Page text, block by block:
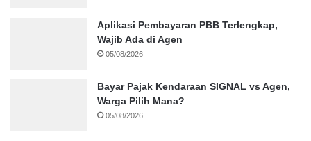
Aplikasi Pembayaran PBB Terlengkap,
Wajib Ada di Agen
05/08/2026
Bayar Pajak Kendaraan SIGNAL vs Agen,
Warga Pilih Mana?
05/08/2026